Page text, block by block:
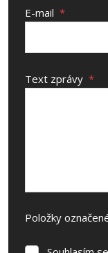
E-mail *
Text zprávy *
Položky